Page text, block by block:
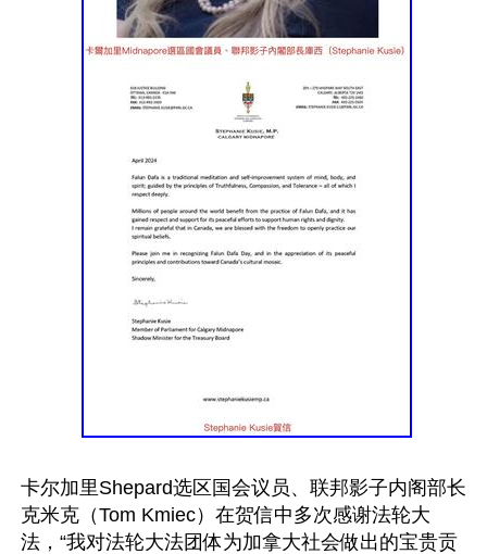
卡尔加里Shepard选区国会议员、联邦影子内阁部长
克米克（Tom Kmiec）在贺信中多次感谢法轮大
法，“我对法轮大法团体为加拿大社会做出的宝贵贡